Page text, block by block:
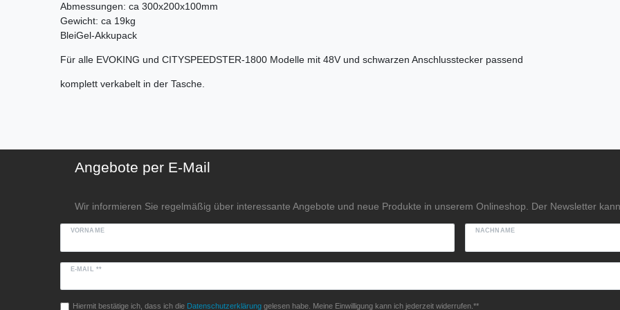
Abmessungen: ca 300x200x100mm
Gewicht: ca 19kg
BleiGel-Akkupack
Für alle EVOKING und CITYSPEEDSTER-1800 Modelle mit 48V und schwarzen Anschlusstecker passend
komplett verkabelt in der Tasche.
Angebote per E-Mail
Wir informieren Sie regelmäßig über interessante Angebote und neue Produkte in unserem Onlineshop. Der Newsletter
VORNAME NACHNAME
E-MAIL **
Hiermit bestätige ich, dass ich die Daten­schutz­erklärunggelesen habe. Meine Einwilligung kann ich jederzeit widerrufen.**